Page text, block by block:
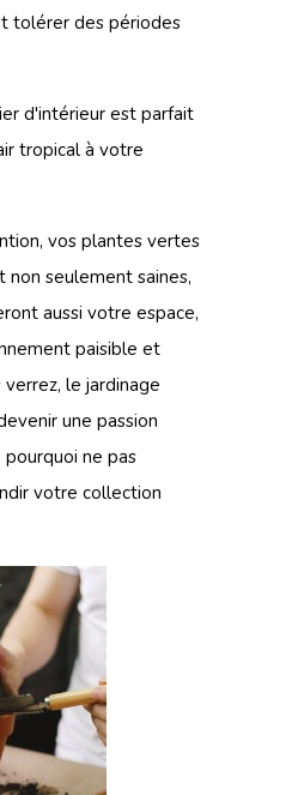
tolérer des périodes
d'intérieur est parfait
tropical à votre
vos plantes vertes
non seulement saines,
aussi votre espace,
paisible et
verrez, le jardinage
une passion
ne pas
votre collection